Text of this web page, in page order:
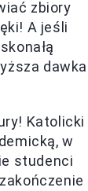
zbiory
A jeśli
dawka
Katolicki
w
studenci